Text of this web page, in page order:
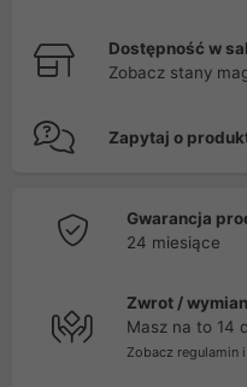
Dostępność w
Zobacz stany
Zapytaj o
Gwarancja
24 miesiące
Zwrot /
Masz na to 14
Zobacz regulamin i